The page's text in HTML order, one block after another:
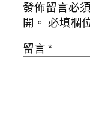
發佈留言必
開。 必填欄
留言*